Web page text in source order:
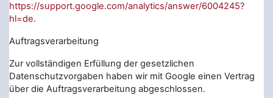
https://support.google.com/analytics/answer/6004245?
hl=de.
Auftragsverarbeitung
Zur vollständigen Erfüllung der gesetzlichen
Datenschutzvorgaben haben wir mit Google einen Vertrag
über die Auftragsverarbeitung abgeschlossen.